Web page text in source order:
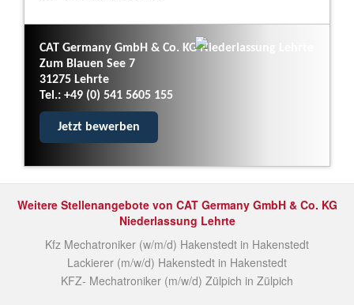
CAT Germany GmbH & Co. KG Niederlassung Lehrte
Zum Blauen See 7
31275 Lehrte
Tel.: +49 (0) 541 5605 155
Jetzt bewerben
Weitere Stellenangebote von CAT Germany GmbH & Co. KG
Niederlassung Lehrte
Kfz Mechatroniker (w/m/d) Hakenstedt in Hakenstedt
Lackierer (m/w/d) Hakenstedt in Hakenstedt
KFZ- Mechatroniker (m/w/d) Zülpich in Zülpich